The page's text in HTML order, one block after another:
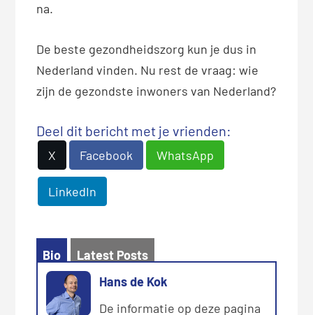
na.
De beste gezondheidszorg kun je dus in
Nederland vinden. Nu rest de vraag: wie
zijn de gezondste inwoners van Nederland?
Deel dit bericht met je vrienden:
X Facebook WhatsApp
LinkedIn
Bio
Latest Posts
Hans de Kok
De informatie op deze pagina